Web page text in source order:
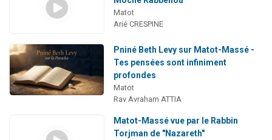
Matot
Arié CRESPINE
Pniné Beth Levy sur Matot-Massé -
Tes pensées sont infiniment
profondes
Matot
Rav Avraham ATTIA
Matot-Massé vue par le Rabbin
Torjman de "Nazareth"